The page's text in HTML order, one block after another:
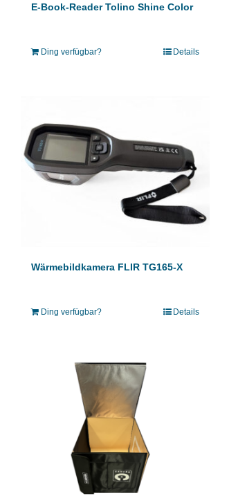
E-Book-Reader Tolino Shine Color
Ding verfügbar? Details
Wärmebildkamera FLIR TG165-X
Ding verfügbar? Details